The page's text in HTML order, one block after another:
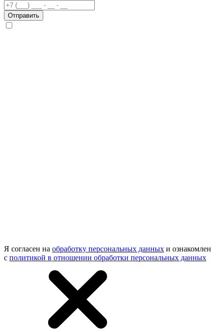
Отправить
Я согласен на обработку персональных данных и ознакомлен
с политикой в отношении обработки персональных данных